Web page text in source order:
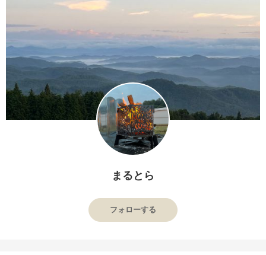
まるとら
フォローする